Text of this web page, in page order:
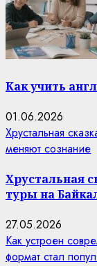
Как учить
01.06.2026
Хрустальная
меняют сознание
Хрустальная
туры на
27.05.2026
Как устроен
формат стал